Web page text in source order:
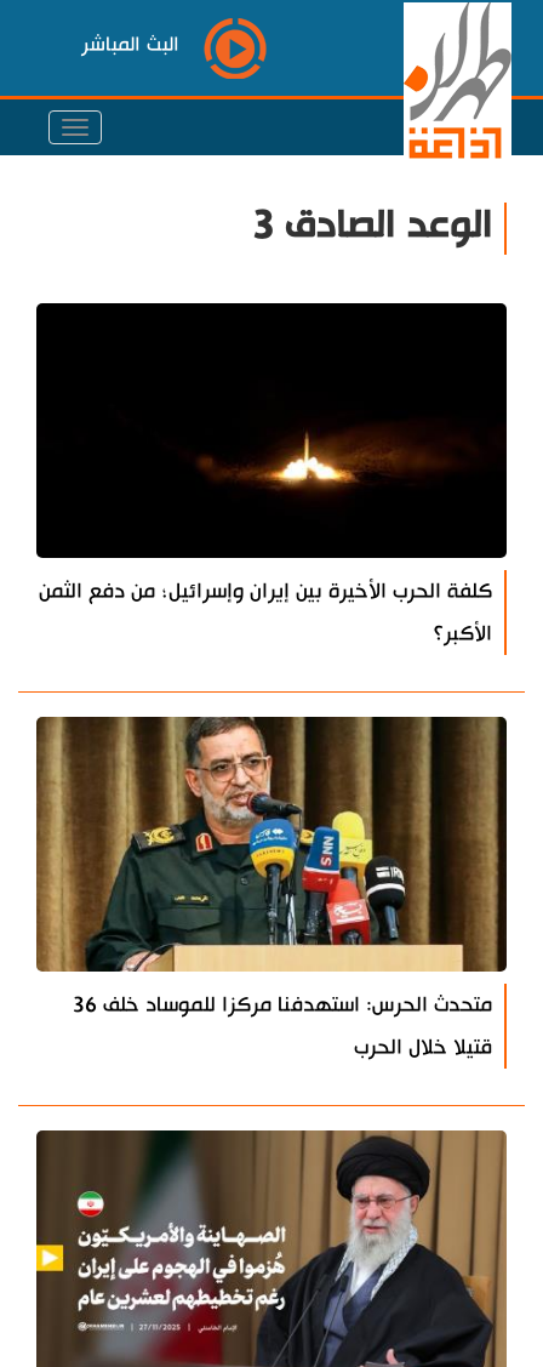
البث المباشر
الوعد الصادق 3
كلفة الحرب الأخيرة بين إيران وإسرائيل؛ من دفع الثمن
الأكبر؟
متحدث الحرس: استهدفنا مركزا للموساد خلف 36
قتيلا خلال الحرب